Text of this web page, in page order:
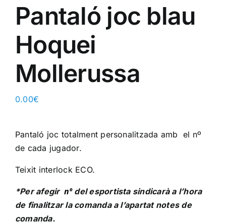
CATÁLOGOS
Pantaló joc blau
Hoquei
Mollerussa
0.00€
Pantaló joc totalment personalitzada amb el nº
de cada jugador.
Teixit interlock ECO.
*Per afegirnºdel esportista sindicarà a l’hora
de finalitzar la comanda a l’apartat notes de
comanda.